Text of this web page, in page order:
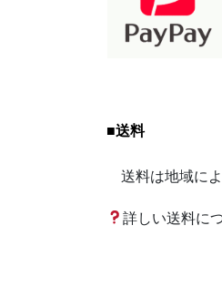
■送料
送料は地域によ
詳しい送料に